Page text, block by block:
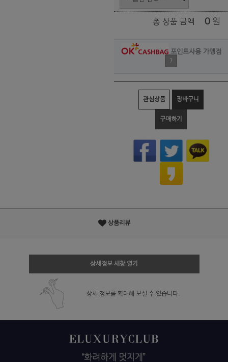
총 상품 금액 0 원
포인트사용 가맹점
?
관심상품 장바구니
구매하기
상품리뷰
상세정보 새창 열기
상세 정보를 확대해 보실 수 있습니다.